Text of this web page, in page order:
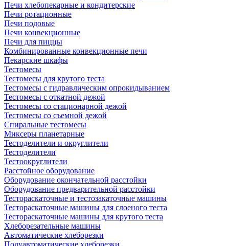
Печи хлебопекарные и кондитерские
Печи ротационные
Печи подовые
Печи конвекционные
Печи для пиццы
Комбинированные конвекционные печи
Пекарские шкафы
Тестомесы
Тестомесы для крутого теста
Тестомесы с гидравлическим опрокидыванием
Тестомесы с откатной дежой
Тестомесы со стационарной дежой
Тестомесы со съемной дежой
Спиральные тестомесы
Миксеры планетарные
Тестоделители и округлители
Тестоделители
Тестоокруглители
Расстойное оборудование
Оборудование окончательной расстойки
Оборудование предварительной расстойки
Тестораскаточные и тестозакаточные машины
Тестораскаточные машины для слоеного теста
Тестораскаточные машины для крутого теста
Хлеборезательные машины
Автоматические хлеборезки
Полуавтоматические хлеборезки